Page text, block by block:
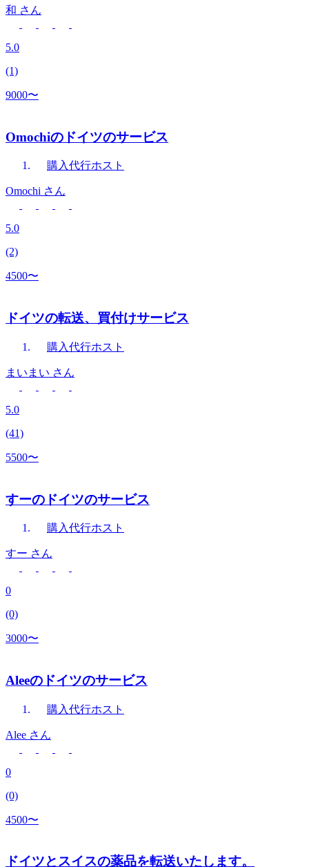
和 さん
5.0
(1)
9000〜
Omochiのドイツのサービス
購入代行ホスト
Omochi さん
5.0
(2)
4500〜
ドイツの転送、買付けサービス
購入代行ホスト
まいまい さん
5.0
(41)
5500〜
すーのドイツのサービス
購入代行ホスト
すー さん
0
(0)
3000〜
Aleeのドイツのサービス
購入代行ホスト
Alee さん
0
(0)
4500〜
ドイツとスイスの薬品を転送いたします。